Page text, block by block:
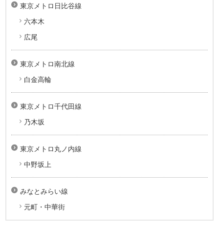
東京メトロ日比谷線
六本木
広尾
東京メトロ南北線
白金高輪
東京メトロ千代田線
乃木坂
東京メトロ丸ノ内線
中野坂上
みなとみらい線
元町・中華街